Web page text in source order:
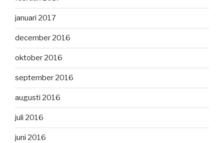
januari 2017
december 2016
oktober 2016
september 2016
augusti 2016
juli 2016
juni 2016